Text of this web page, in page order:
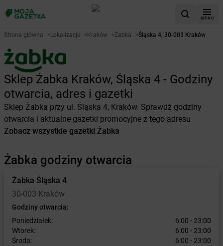
MENU
Strona główna >Lokalizacje >Kraków >Żabka >Śląska 4, 30-003 Kraków
Sklep Żabka Kraków, Śląska 4 - Godziny
otwarcia, adres i gazetki
Sklep Żabka przy ul. Śląska 4, Kraków. Sprawdź godziny
otwarcia i aktualne gazetki promocyjne z tego adresu
Zobacz wszystkie gazetki Żabka
Żabka godziny otwarcia
Żabka Śląska 4
30-003 Kraków
Godziny otwarcia:
Poniedziałek:
6:00 - 23:00
Wtorek:
6:00 - 23:00
Środa:
6:00 - 23:00